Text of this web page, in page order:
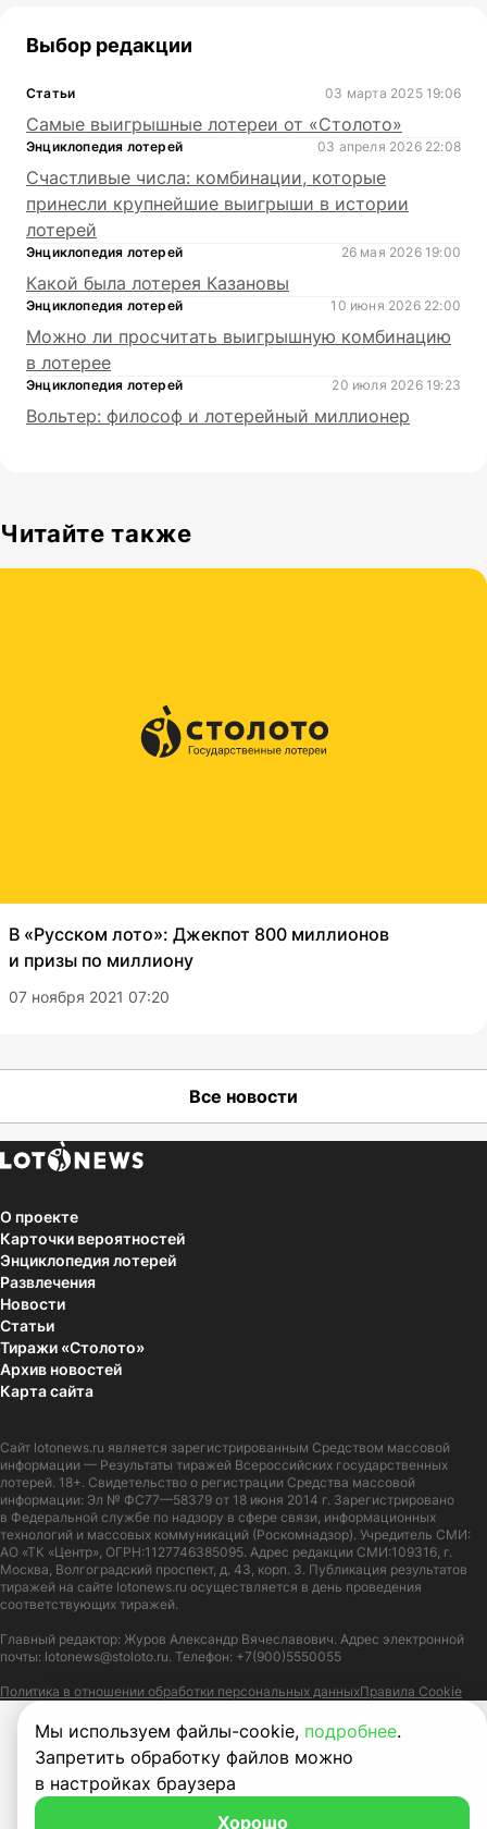
Выбор редакции
Статьи 03 марта 2025 19:06
Самые выигрышные лотереи от «Столото»
Энциклопедия лотерей 03 апреля 2026 22:08
Счастливые числа: комбинации, которые
принесли крупнейшие выигрыши в истории
лотерей
Энциклопедия лотерей 26 мая 2026 19:00
Какой была лотерея Казановы
Энциклопедия лотерей 10 июня 2026 22:00
Можно ли просчитать выигрышную комбинацию
в лотерее
Энциклопедия лотерей 20 июля 2026 19:23
Вольтер: философ и лотерейный миллионер
Читайте также
В «Русском лото»: Джекпот 800 миллионов
и призы по миллиону
07 ноября 2021 07:20
Все новости
Мы используем файлы-cookie, подробнее.
Запретить обработку файлов можно
в настройках браузера
Хорошо
О проекте
Карточки вероятностей
Энциклопедия лотерей
Развлечения
Новости
Статьи
Тиражи «Столото»
Архив новостей
Карта сайта
Сайт lotonews.ru является зарегистрированным Средством массовой
информации — Результаты тиражей Всероссийских государственных
лотерей. 18+. Свидетельство о регистрации Средства массовой
информации: Эл № ФС77—58379 от 18 июня 2014 г. Зарегистрировано
в Федеральной службе по надзору в сфере связи, информационных
технологий и массовых коммуникаций (Роскомнадзор). Учредитель СМИ:
АО «ТК «Центр», ОГРН:1127746385095. Адрес редакции СМИ:109316, г.
Москва, Волгоградский проспект, д. 43, корп. 3. Публикация результатов
тиражей на сайте lotonews.ru осуществляется в день проведения
соответствующих тиражей.
Главный редактор: Журов Александр Вячеславович. Адрес электронной
почты: lotonews@stoloto.ru. Телефон: +7(900)5550055
Политика в отношении обработки персональных данныхПравила Cookie